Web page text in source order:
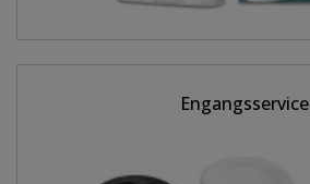
Engangsservice